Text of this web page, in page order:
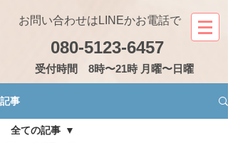
080-5123-6457
お問い合わせはLINEかお電話で
受付時間 8時〜21時 月曜〜日曜
記事
全ての記事